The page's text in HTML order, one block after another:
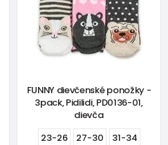
FUNNY dievčenské ponožky -
3pack, Pidilidi, PD0136-01,
dievča
23-26
27-30
31-34